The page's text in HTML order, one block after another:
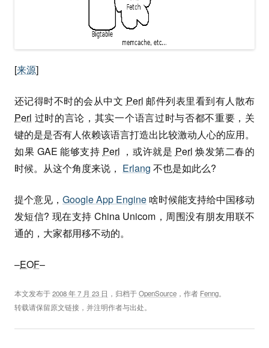
[来源]
还记得时不时的会从中文 Perl 邮件列表里看到有人散布
Perl 过时的言论，其实一个语言过时与否都不重要，关
键的是是否有人依赖该语言打造出比较激动人心的应用。
如果 GAE 能够支持 Perl ，或许就是 Perl 焕发第二春的
时候。从这个角度来说， Erlang 不也是如此么?
提个意见， Google App Engine啥时候能支持给中国移动
发短信? 现在支持 China Unicom，周围没有朋友用联不
通的，大家都用移不动的。
–EOF–
本文发布于2008 年 7 月 23 日 ，归档于OpenSource ，作者 Fenng。
转载请保留原文链接，并注明作者与出处。